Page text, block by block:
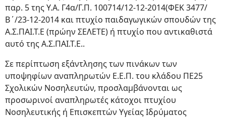
παρ. 5 της Υ.Α. Γ4α/Γ.Π. 100714/12-12-2014(ΦΕΚ 3477/
Β΄/23-12-2014 και πτυχίο παιδαγωγικών σπουδών της
Α.Σ.ΠΑΙ.Τ.Ε (πρώην ΣΕΛΕΤΕ) ή πτυχίο που αντικαθιστά
αυτό της Α.Σ.ΠΑΙ.Τ.Ε..
Σε περίπτωση εξάντλησης των πινάκων των
υποψηφίων αναπληρωτών Ε.Ε.Π. του κλάδου ΠΕ25
Σχολικών Νοσηλευτών, προσλαμβάνονται ως
προσωρινοί αναπληρωτές κάτοχοι πτυχίου
Νοσηλευτικής ή Επισκεπτών Υγείας Ιδρύματος